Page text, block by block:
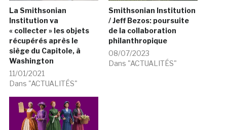
La Smithsonian
Institution va
« collecter » les objets
récupérés après le
siège du Capitole, à
Washington
11/01/2021
Dans "ACTUALITÉS"
Smithsonian Institution
/ Jeff Bezos: poursuite
de la collaboration
philanthropique
08/07/2023
Dans "ACTUALITÉS"